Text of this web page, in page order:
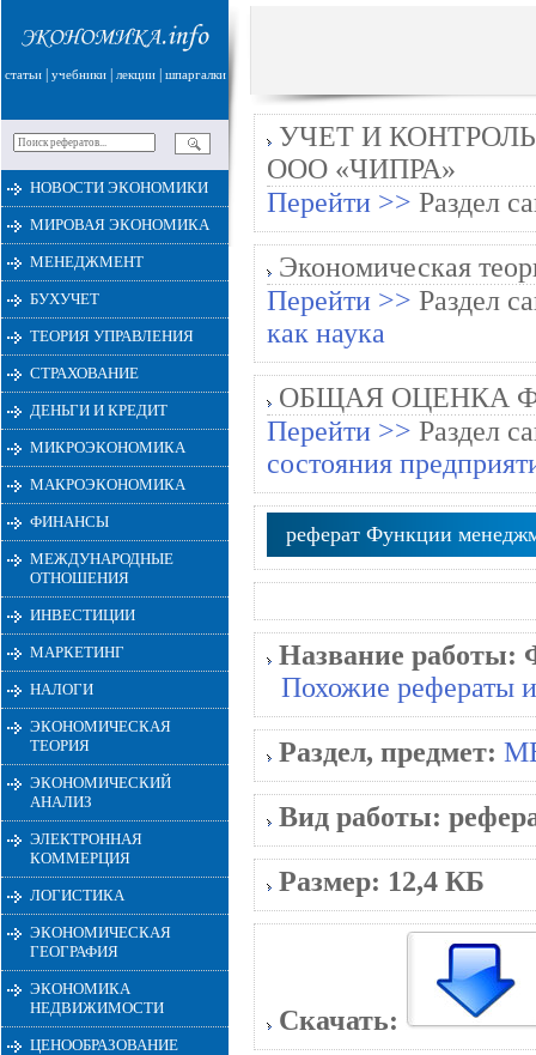
статьи| учебники| лекции| шпаргалки
НОВОСТИ ЭКОНОМИКИ
МИРОВАЯ ЭКОНОМИКА
МЕНЕДЖМЕНТ
БУХУЧЕТ
ТЕОРИЯ УПРАВЛЕНИЯ
СТРАХОВАНИЕ
ДЕНЬГИ И КРЕДИТ
МИКРОЭКОНОМИКА
МАКРОЭКОНОМИКА
ФИНАНСЫ
МЕЖДУНАРОДНЫЕ
ОТНОШЕНИЯ
ИНВЕСТИЦИИ
МАРКЕТИНГ
НАЛОГИ
ЭКОНОМИЧЕСКАЯ
ТЕОРИЯ
ЭКОНОМИЧЕСКИЙ
АНАЛИЗ
ЭЛЕКТРОННАЯ
КОММЕРЦИЯ
ЛОГИСТИКА
ЭКОНОМИЧЕСКАЯ
ГЕОГРАФИЯ
ЭКОНОМИКА
НЕДВИЖИМОСТИ
ЦЕНООБРАЗОВАНИЕ
УЧЕТ И
ООО «ЧИПРА»
Перейти >> Раздел
Экономическая
Перейти >> Раздел
как наука
ОБЩАЯ ОЦЕНКА
Перейти >> Раздел
состояния
реферат Функции
Название работы:
Похожие рефераты
Раздел, предмет:
Вид работы:
Размер: 12,4 КБ
Скачать: